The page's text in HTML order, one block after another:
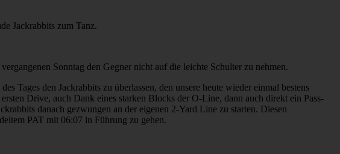
Jackrabbits zum Tanz.
Sonntag den Gegner nicht auf die leichte Schulter zu nehmen.
Tages den Jackrabbits zu überlassen, den unsere heute wieder einmal bestens
Drive, auch Dank eines starken Blocks der O-Line, dann auch direkt ein Pass-
danach gezwungen an der eigenen 2-Yard Line zu starten. Diesen
PAT mit 06:07 in Führung zu gehen.